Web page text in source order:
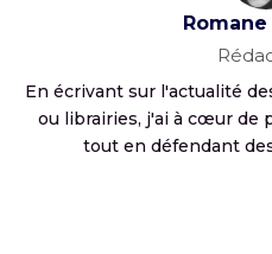
En écrivant sur l'actualité
ou librairies, j'ai à cœur de
tout en défendant